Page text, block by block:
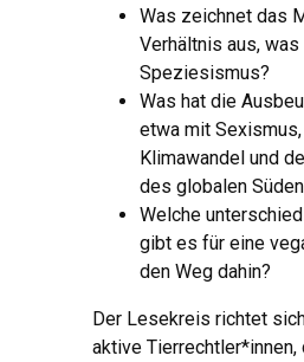
Was zeichnet das
Verhältnis aus,
Speziesismus?
Was hat die
etwa mit
Klimawandel und
des globalen
Welche
gibt es für eine
den Weg dahin?
Der Lesekreis richtet
aktive Tierrechtler*innen,